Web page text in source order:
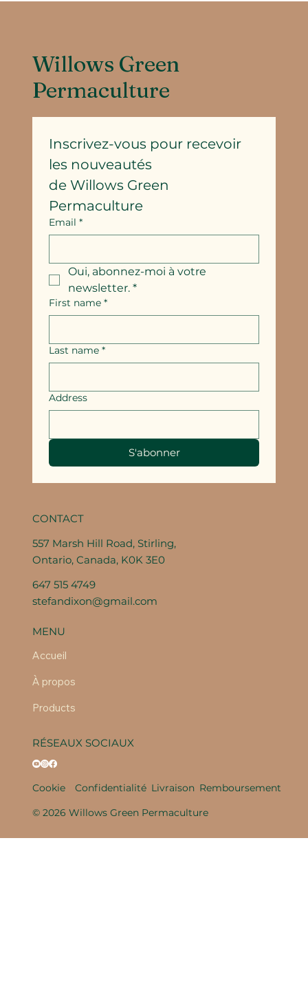
Willows Green
Permaculture
Inscrivez-vous pour recevoir
les nouveautés
de Willows Green
Permaculture
Email *
Oui, abonnez-moi à votre
newsletter. *
First name *
Last name *
Address
S'abonner
CONTACT
557 Marsh Hill Road, Stirling,
Ontario, Canada, K0K 3E0
647 515 4749
stefandixon@gmail.com
MENU
Accueil
À propos
Products
RÉSEAUX SOCIAUX
Cookie Confidentialité Livraison Remboursement
© 2026 Willows Green Permaculture